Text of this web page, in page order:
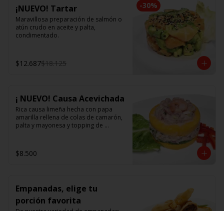
-30%
¡NUEVO! Tartar
Maravillosa preparación de salmón o
atún crudo en aceite y palta,
condimentado.
$12.687$18.125
¡ NUEVO! Causa Acevichada
Rica causa limeña hecha con papa
amarilla rellena de colas de camarón,
palta y mayonesa y topping de
$8.500
Empanadas, elige tu
porción favorita